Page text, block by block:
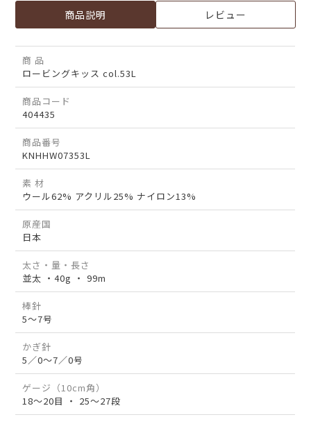
商品説明 レビュー
商 品
ロービングキッス col.53L
商品コード
404435
商品番号
KNHHW07353L
素 材
ウール62% アクリル25% ナイロン13%
原産国
日本
太さ・量・長さ
並太 ・40g ・ 99m
棒針
5～7号
かぎ針
5／0～7／0号
ゲージ（10cm角）
18～20目 ・ 25～27段